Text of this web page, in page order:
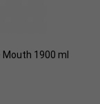
Mouth 1900 ml